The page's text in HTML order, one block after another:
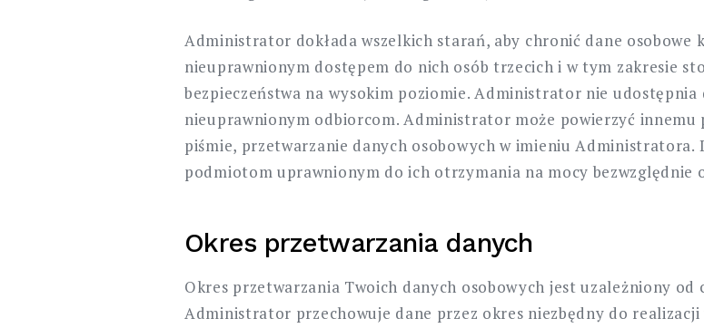
Administrator dokłada wszelkich starań, aby chronić dane
nieuprawnionym dostępem do nich osób trzecich i w tym zakresie
bezpieczeństwa na wysokim poziomie. Administrator nie udostępnia
nieuprawnionym odbiorcom. Administrator może powierzyć
piśmie, przetwarzanie danych osobowych w imieniu Administratora.
podmiotom uprawnionym do ich otrzymania na mocy bezwzględnie
Okres przetwarzania danych
Okres przetwarzania Twoich danych osobowych jest uzależniony od
Administrator przechowuje dane przez okres niezbędny do